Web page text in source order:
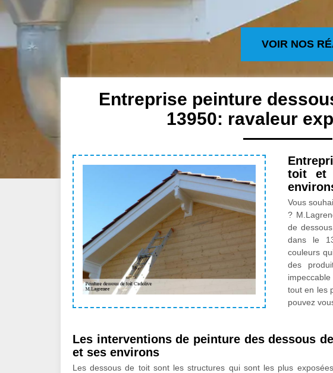
VOIR NOS
Entreprise peinture
13950: ravaleur
toit et
Vous
?
de
dans le
couleurs
des
tout en les
pouvez
Les interventions de peinture des dessous
et ses environs
Les dessous de toit sont les structures qui sont les plus